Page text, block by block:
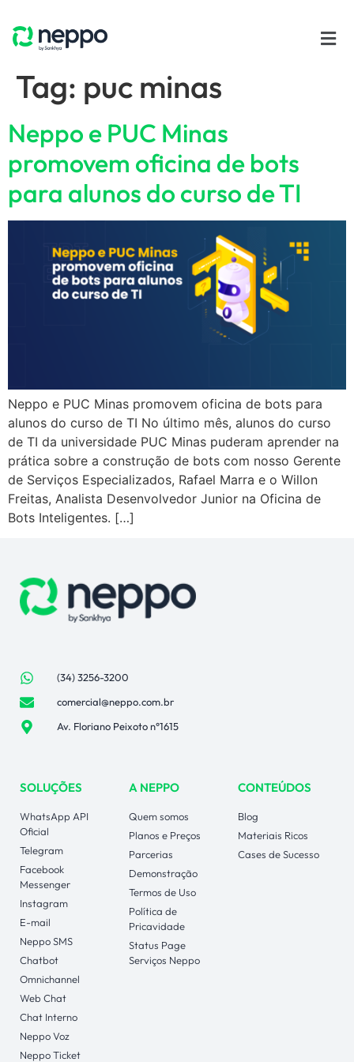
Tag: puc minas
Neppo e PUC Minas
promovem oficina de bots
para alunos do curso de TI
Neppo e PUC Minas promovem oficina de bots para
alunos do curso de TI No último mês, alunos do curso
de TI da universidade PUC Minas puderam aprender na
prática sobre a construção de bots com nosso Gerente
de Serviços Especializados, Rafael Marra e o Willon
Freitas, Analista Desenvolvedor Junior na Oficina de
Bots Inteligentes. […]
(34) 3256-3200
comercial@neppo.com.br
Av. Floriano Peixoto n°1615
SOLUÇÕES
WhatsApp API
Oficial
Telegram
Facebook
Messenger
Instagram
E-mail
Neppo SMS
Chatbot
Omnichannel
Web Chat
Chat Interno
Neppo Voz
Neppo Ticket
A NEPPO
Quem somos
Planos e Preços
Parcerias
Demonstração
Termos de Uso
Política de
Pricavidade
Status Page
Serviços Neppo
CONTEÚDOS
Blog
Materiais Ricos
Cases de Sucesso